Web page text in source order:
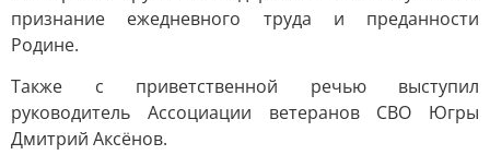
признание ежедневного труда и преданности
Родине.
Также с приветственной речью выступил
руководитель Ассоциации ветеранов СВО Югры
Дмитрий Аксёнов.